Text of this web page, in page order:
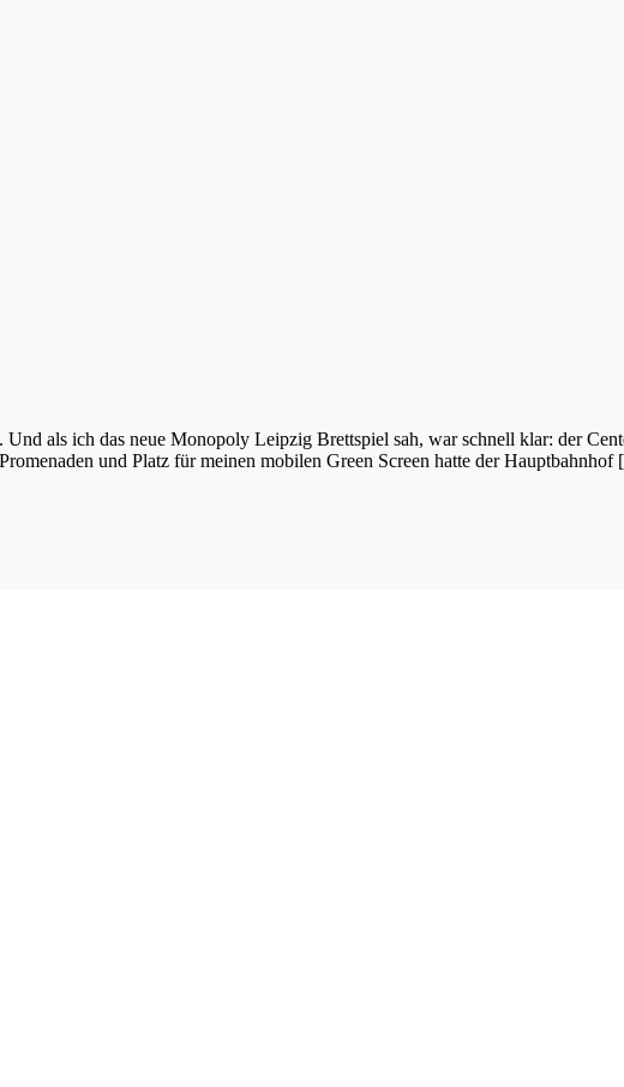
als ich das neue Monopoly Leipzig Brettspiel sah, war schnell klar: der
und Platz für meinen mobilen Green Screen hatte der